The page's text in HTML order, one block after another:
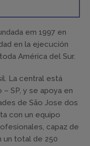
em 1997 en
en la ejecución
América del Sur.
La central está
SP, y se apoya en
de São Jose dos
con un equipo
capaz de
un total de 250